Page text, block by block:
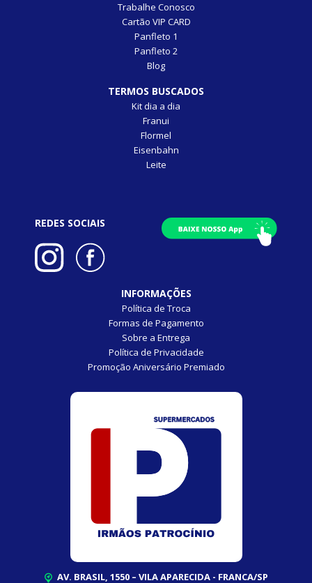
Trabalhe Conosco
Cartão VIP CARD
Panfleto 1
Panfleto 2
Blog
TERMOS BUSCADOS
Kit dia a dia
Franui
Flormel
Eisenbahn
Leite
REDES SOCIAIS
INFORMAÇÕES
Política de Troca
Formas de Pagamento
Sobre a Entrega
Política de Privacidade
Promoção Aniversário Premiado
AV. BRASIL, 1550 – VILA APARECIDA - FRANCA/SP